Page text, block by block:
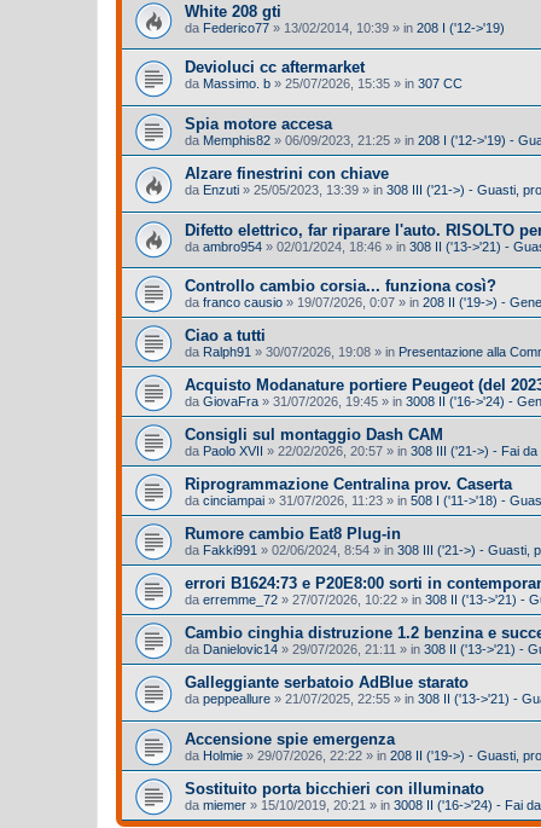
White 208 gti
da Federico77 » 13/02/2014, 10:39 » in 208 I ('12->'19)
Devioluci cc aftermarket
da Massimo. b » 25/07/2026, 15:35 » in 307 CC
Spia motore accesa
da Memphis82 » 06/09/2023, 21:25 » in 208 I ('12->'19) -
Alzare finestrini con chiave
da Enzuti » 25/05/2023, 13:39 » in 308 III ('21->) - Guasti,
Difetto elettrico, far riparare l'auto. RISOLTO
da ambro954 » 02/01/2024, 18:46 » in 308 II ('13->'21) -
Controllo cambio corsia... funziona così?
da franco causio » 19/07/2026, 0:07 » in 208 II ('19->) -
Ciao a tutti
da Ralph91 » 30/07/2026, 19:08 » in Presentazione alla
Acquisto Modanature portiere Peugeot (del
da GiovaFra » 31/07/2026, 19:45 » in 3008 II ('16->'24) -
Consigli sul montaggio Dash CAM
da Paolo XVII » 22/02/2026, 20:57 » in 308 III ('21->) - Fai da
Riprogrammazione Centralina prov. Caserta
da cinciampai » 31/07/2026, 11:23 » in 508 I ('11->'18) -
Rumore cambio Eat8 Plug-in
da Fakki991 » 02/06/2024, 8:54 » in 308 III ('21->) - Guasti,
errori B1624:73 e P20E8:00 sorti in
da erremme_72 » 27/07/2026, 10:22 » in 308 II ('13->'21) -
Cambio cinghia distruzione 1.2 benzina e
da Danielovic14 » 29/07/2026, 21:11 » in 308 II ('13->'21) -
Galleggiante serbatoio AdBlue starato
da peppeallure » 21/07/2025, 22:55 » in 308 II ('13->'21) -
Accensione spie emergenza
da Holmie » 29/07/2026, 22:22 » in 208 II ('19->) - Guasti,
Sostituito porta bicchieri con illuminato
da miemer » 15/10/2019, 20:21 » in 3008 II ('16->'24) - Fai